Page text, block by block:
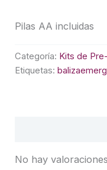
Pilas AA incluidas
Categoría: Kits de
Etiquetas:
No hay